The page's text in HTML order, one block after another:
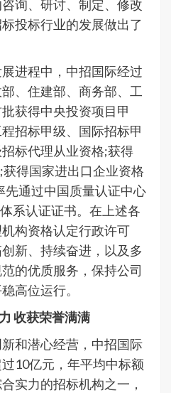
询、研讨、制定、修改
投标行业的发展做出了
程中，中招国际经过
、住建部、商务部、工
获得中央投资项目甲
招标甲级、国际招标甲
标代理从业资格;获得
得国家进出口企业资格
通过中国质量认证中心
系认证证书。在上述各
构资格认定行政许可
新、持续奋进，以及多
的优质服务，保持公司
高位运行。
获荣誉满满
和潜心经营，中招国际
10亿元，年平均中标额
实力的招标机构之一，